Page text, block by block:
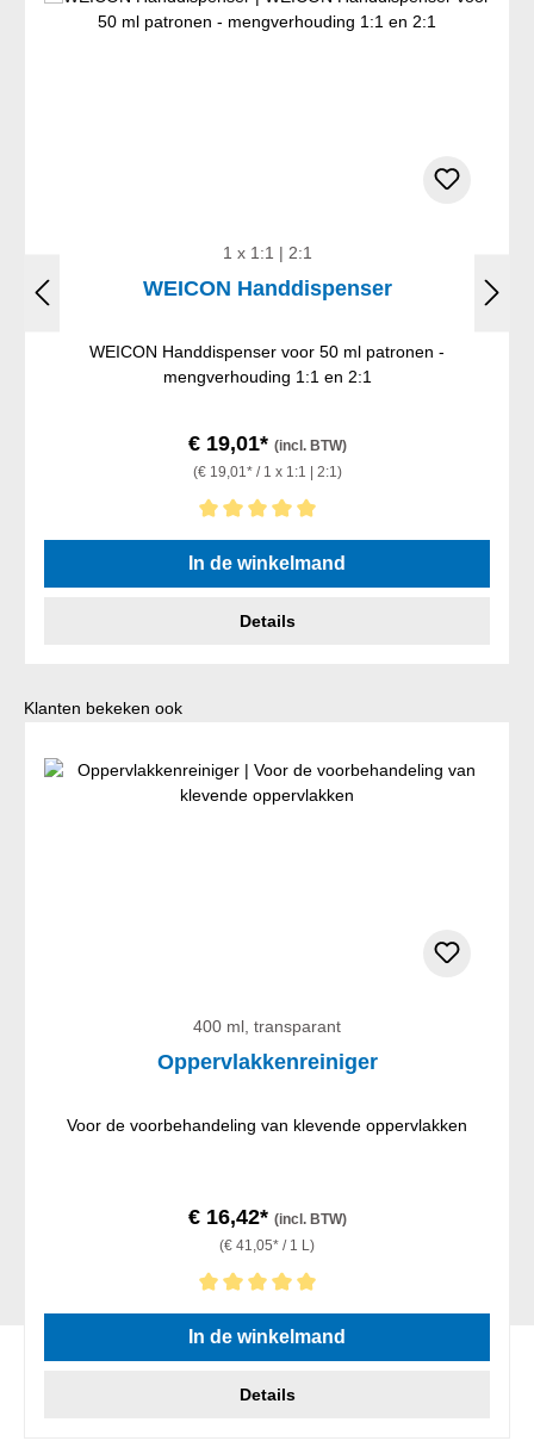
1 x 1:1 | 2:1
WEICON Handdispenser
WEICON Handdispenser voor 50 ml patronen -
mengverhouding 1:1 en 2:1
€ 19,01* (incl. BTW)
(€ 19,01* / 1 x 1:1 | 2:1)
Gemiddelde waardering van 5 van 5 sterren
In de winkelmand
Details
Productgalerij overslaan
Klanten bekeken ook
400 ml, transparant
Oppervlakkenreiniger
Voor de voorbehandeling van klevende oppervlakken
€ 16,42* (incl. BTW)
(€ 41,05* / 1 L)
Gemiddelde waardering van 5 van 5 sterren
In de winkelmand
Details